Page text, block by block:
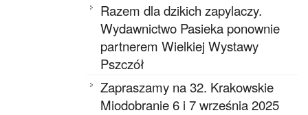
Razem dla dzikich zapylaczy.
Wydawnictwo Pasieka ponownie
partnerem Wielkiej Wystawy
Pszczół
Zapraszamy na 32. Krakowskie
Miodobranie 6 i 7 września 2025